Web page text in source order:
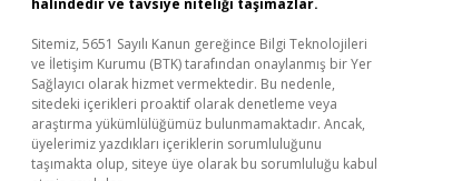
halindedir ve tavsiye niteliği taşımazlar.
Sitemiz, 5651 Sayılı Kanun gereğince Bilgi Teknolojileri
ve İletişim Kurumu (BTK) tarafından onaylanmış bir Yer
Sağlayıcı olarak hizmet vermektedir. Bu nedenle,
sitedeki içerikleri proaktif olarak denetleme veya
araştırma yükümlülüğümüz bulunmamaktadır. Ancak,
üyelerimiz yazdıkları içeriklerin sorumluluğunu
taşımakta olup, siteye üye olarak bu sorumluluğu kabul